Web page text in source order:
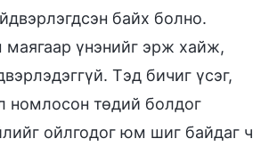
байх болно.
үнэнийг эрж хайж,
Тэд бичиг үсэг,
номлосон төдий болдог
ойлгодог юм шиг байдаг ч